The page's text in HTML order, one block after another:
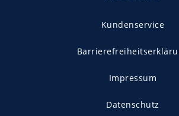
Kundenservice
Impressum
Datenschutz